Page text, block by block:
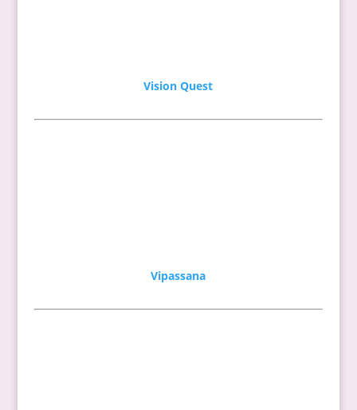
Vision Quest
Vipassana